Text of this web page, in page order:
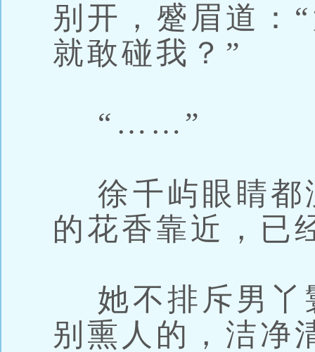
别开，蹙眉道：
就敢碰我？”
“……”
徐千屿眼睛都
的花香靠近，已
她不排斥男丫
别熏人的，洁净